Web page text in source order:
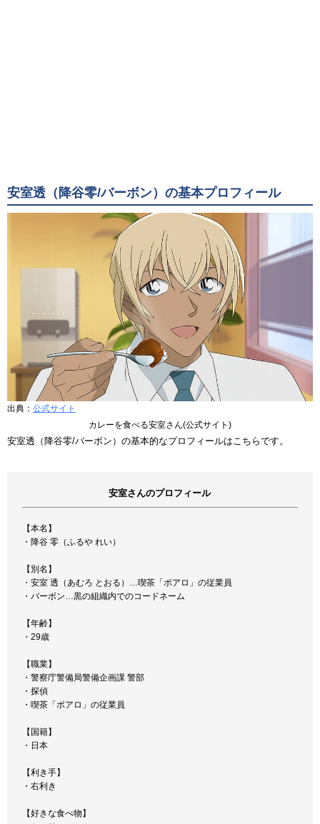
安室透（降谷零/バーボン）の基本プロフィール
出典： 公式サイト
カレーを食べる安室さん(公式サイト)
安室透（降谷零/バーボン）の基本的なプロフィールはこちらです。
安室さんのプロフィール
【本名】
・降谷 零（ふるや れい）
【別名】
・安室 透（あむろ とおる）…喫茶「ポアロ」の従業員
・バーボン…黒の組織内でのコードネーム
【年齢】
・29歳
【職業】
・警察庁警備局警備企画課 警部
・探偵
・喫茶「ポアロ」の従業員
【国籍】
・日本
【利き手】
・右利き
【好きな食べ物】